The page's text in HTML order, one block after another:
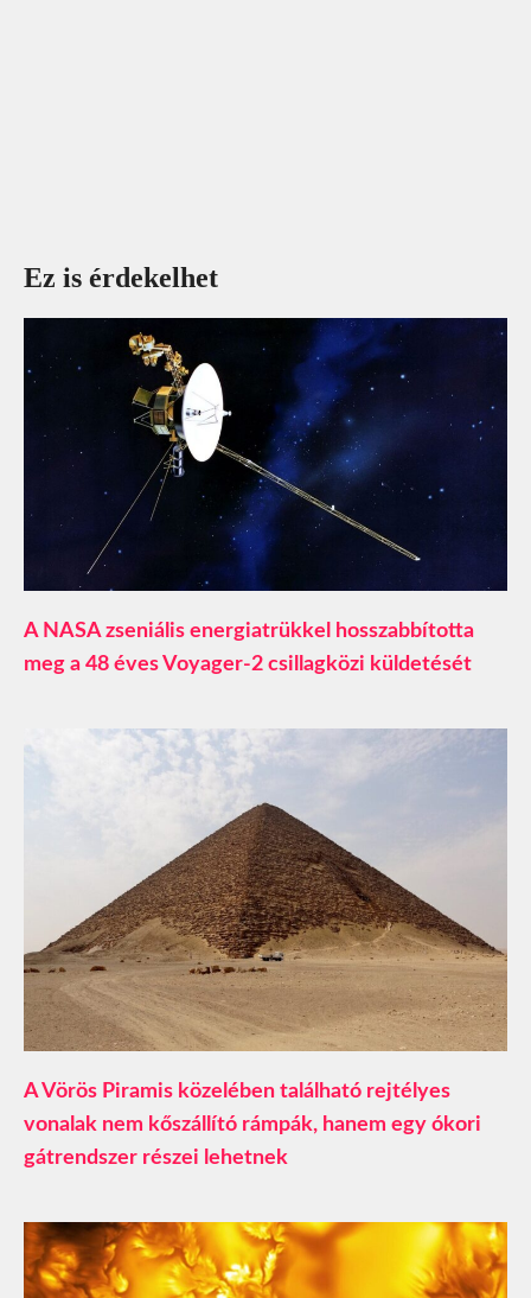
Ez is érdekelhet
A NASA zseniális energiatrükkel hosszabbította
meg a 48 éves Voyager-2 csillagközi küldetését
A Vörös Piramis közelében található rejtélyes
vonalak nem kőszállító rámpák, hanem egy ókori
gátrendszer részei lehetnek